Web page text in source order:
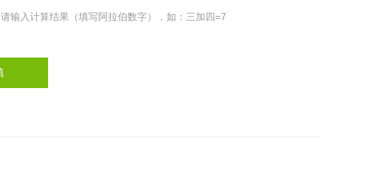
请输入计算结果（填写阿拉伯数字），如：三加四=7